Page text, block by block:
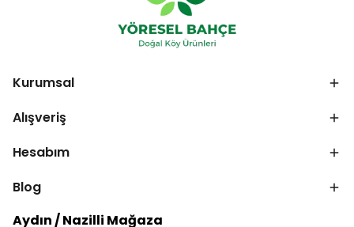
Kurumsal
Alışveriş
Hesabım
Blog
Aydın / Nazilli Mağaza